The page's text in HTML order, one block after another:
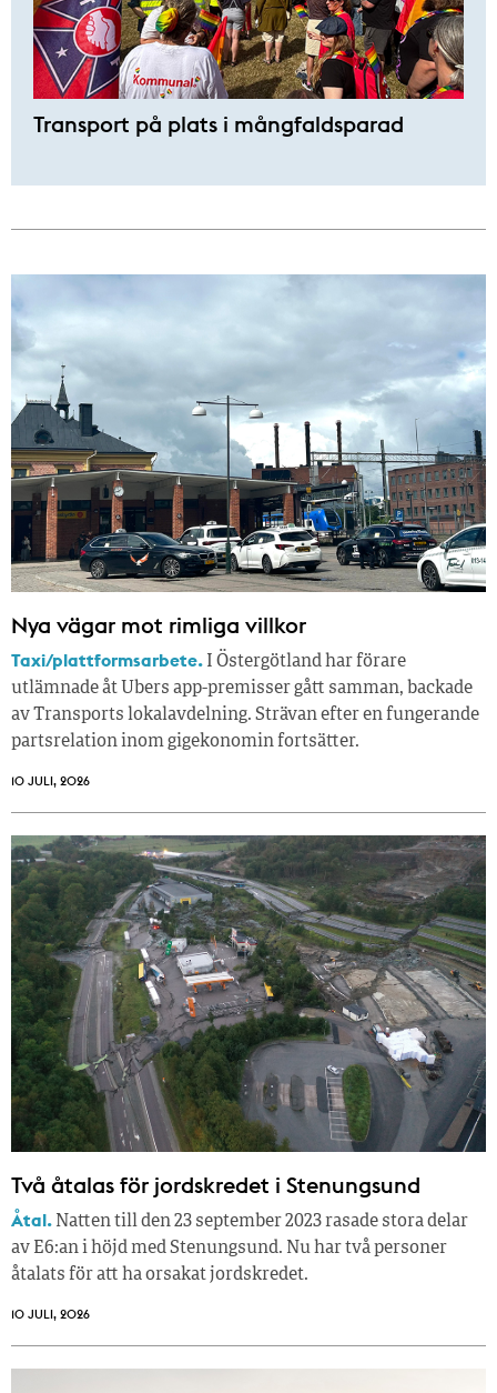
Transport på plats i mångfaldsparad
Nya vägar mot rimliga villkor
Taxi/plattformsarbete. I Östergötland har förare
utlämnade åt Ubers app-premisser gått samman, backade
av Transports lokalavdelning. Strävan efter en fungerande
partsrelation inom gigekonomin fortsätter.
10 JULI, 2026
Två åtalas för jordskredet i Stenungsund
Åtal. Natten till den 23 september 2023 rasade stora delar
av E6:an i höjd med Stenungsund. Nu har två personer
åtalats för att ha orsakat jordskredet.
10 JULI, 2026